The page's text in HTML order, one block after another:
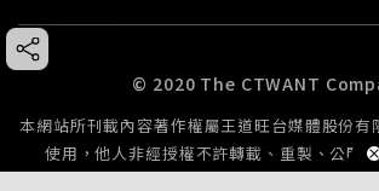
© 2020 The CTWANT
本網站所刊載內容著作權屬王道旺台媒體股份有
使用，他人非經授權不許轉載、重製、公開